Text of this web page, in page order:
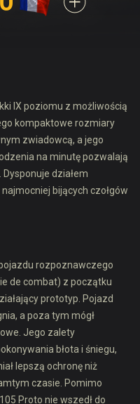
IX poziomu z możliwością
kompaktowe rozmiary
zwiadowcą, a jego
na minutę pozwalają
działem
bijących czołgów
rozpoznawczego
de combat) z początku
prototyp. Pojazd
a poza tym mógł
Jego zalety
błota i śniegu,
lepszą ochronę niż
czasie. Pomimo
Proto nie wszedł do